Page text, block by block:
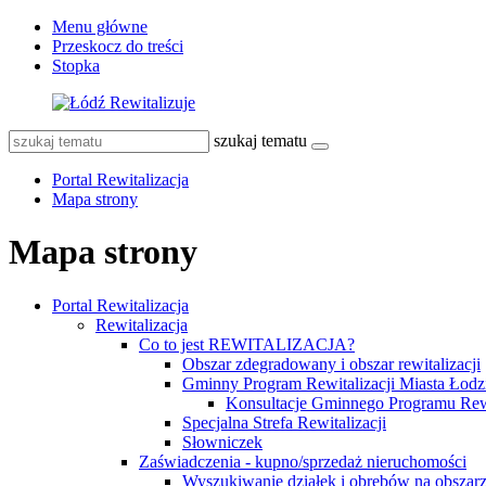
Menu główne
Przeskocz do treści
Stopka
szukaj tematu
Portal Rewitalizacja
Mapa strony
Mapa strony
Portal Rewitalizacja
Rewitalizacja
Co to jest REWITALIZACJA?
Obszar zdegradowany i obszar rewitalizacji
Gminny Program Rewitalizacji Miasta
Konsultacje Gminnego Programu
Specjalna Strefa Rewitalizacji
Słowniczek
Zaświadczenia - kupno/sprzedaż nieruchomości
Wyszukiwanie działek i obrębów na